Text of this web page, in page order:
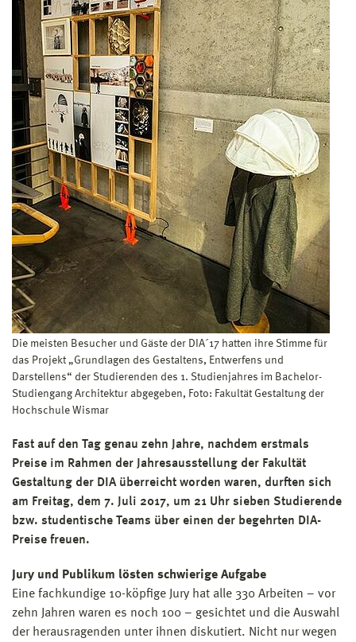
Die meisten Besucher und Gäste der DIA´17 hatten ihre Stimme für
das Projekt „Grundlagen des Gestaltens, Entwerfens und
Darstellens“ der Studierenden des 1. Studienjahres im Bachelor-
Studiengang Architektur abgegeben, Foto: Fakultät Gestaltung der
Hochschule Wismar
Fast auf den Tag genau zehn Jahre, nachdem erstmals
Preise im Rahmen der Jahresausstellung der Fakultät
Gestaltung der DIA überreicht worden waren, durften sich
am Freitag, dem 7. Juli 2017, um 21 Uhr sieben Studierende
bzw. studentische Teams über einen der begehrten DIA-
Preise freuen.
Jury und Publikum lösten schwierige Aufgabe
Eine fachkundige 10-köpfige Jury hat alle 330 Arbeiten – vor
zehn Jahren waren es noch 100 – gesichtet und die Auswahl
der herausragenden unter ihnen diskutiert. Nicht nur wegen